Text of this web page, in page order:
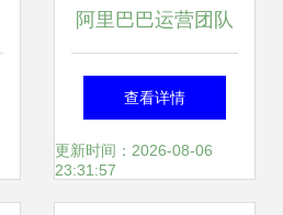
阿里巴巴运营团队
的独特风貌 数据驱
动下的“巷战”与“共
查看详情
更新时间：2026-08-06
23:31:57